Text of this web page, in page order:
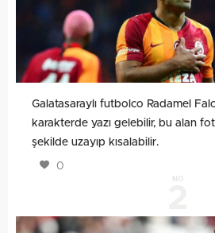
Galatasaraylı futbolco Radamel
karakterde yazı gelebilir, bu alan
şekilde uzayıp kısalabilir.
0
NO